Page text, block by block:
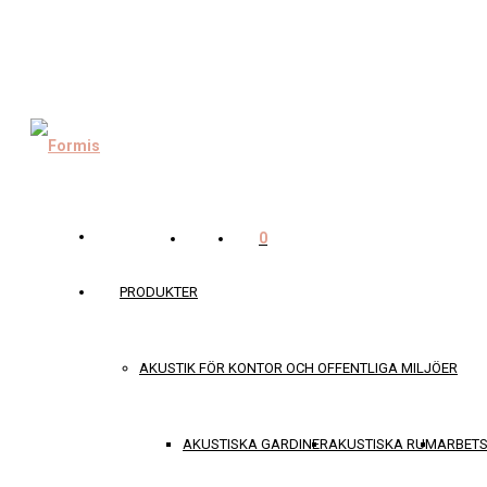
PRODUKTER
AKUSTIK FÖR KONTOR OCH OFFENTLIGA MILJÖER
AKUSTISKA GARDINERAKUSTISKA RUM
0